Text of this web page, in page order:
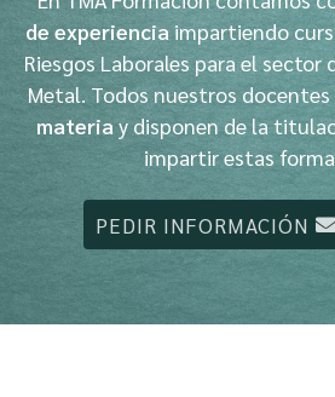
de experiencia impartiendo
Riesgos Laborales para el sector
Metal. Todos nuestros docentes
materia y disponen de la
impartir estas
PEDIR INFORMACIÓN